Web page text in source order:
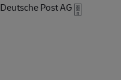
Deutsche Post AG